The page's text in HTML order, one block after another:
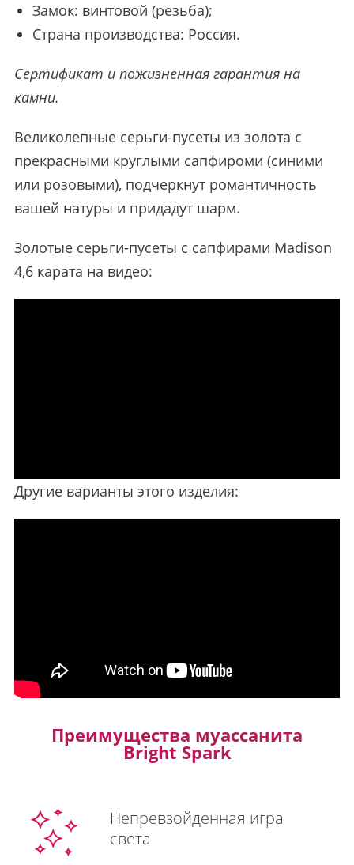
Замок: винтовой (резьба);
Страна производства: Россия.
Сертификат и пожизненная гарантия на
камни.
Великолепные серьги-пусеты из золота с
прекрасными круглыми сапфироми (синими
или розовыми), подчеркнут романтичность
вашей натуры и придадут шарм.
Золотые серьги-пусеты с сапфирами Madison
4,6 карата на видео:
Другие варианты этого изделия:
Преимущества муассанита
Bright Spark
Непревзойденная игра
света